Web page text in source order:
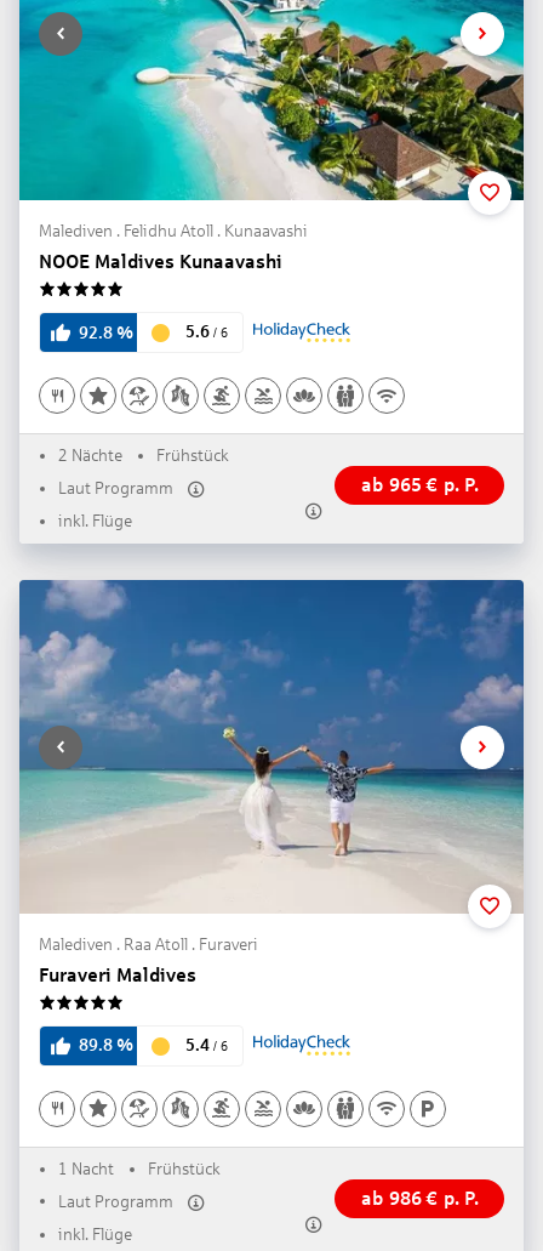
Malediven . Felidhu Atoll . Kunaavashi
NOOE Maldives Kunaavashi
5
92.8% 5.6 / 6
2 Nächte
Frühstück
Laut Programm
inkl. Flüge
ab 965 € p. P.
Malediven . Raa Atoll . Furaveri
Furaveri Maldives
89.8% 5.4 / 6
1 Nacht
Frühstück
Laut Programm
inkl. Flüge
ab 986€ p. P.